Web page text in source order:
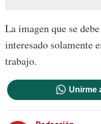
La imagen que se
interesado solamente
trabajo.
Unirme